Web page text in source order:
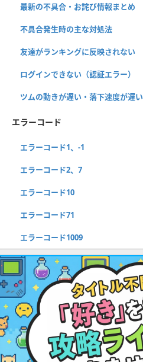
最新の不具合・お詫び情報まとめ
不具合発生時の主な対処法
友達がランキングに反映されない
ログインできない（認証エラー）
ツムの動きが遅い・落下速度が遅い
エラーコード
エラーコード1、-1
エラーコード2、7
エラーコード10
エラーコード71
エラーコード1009